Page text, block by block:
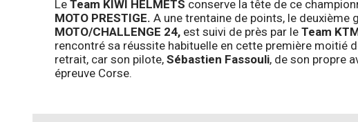
Le Team KIWI HELMETS conserve la tête de ce
MOTO PRESTIGE. A une trentaine de points, le deuxième
MOTO/CHALLENGE 24, est suivi de près par le Team
rencontré sa réussite habituelle en cette première moitié
retrait, car son pilote, Sébastien Fassouli, de son propre
épreuve Corse.